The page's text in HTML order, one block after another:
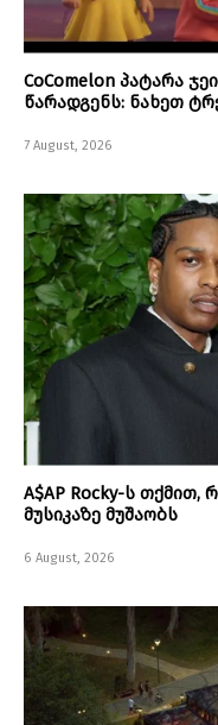
CoComelon პატარა
წარადგენს: ნახეთ
7 August, 2026
A$AP Rocky-ს თქმით,
მუსიკაზე მუშაობს
6 August, 2026